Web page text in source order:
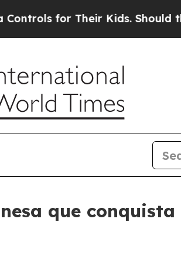
for Their Kids. Should the US?
que conquista